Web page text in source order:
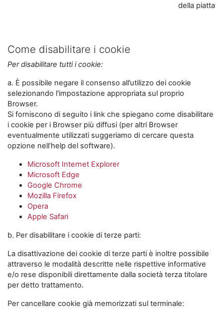
della
Come disabilitare i cookie
Per disabilitare tutti i cookie:
a. È possibile negare il consenso all’utilizzo dei cookie
selezionando l'impostazione appropriata sul proprio
Browser.
Si forniscono di seguito i link che spiegano come disabilitare
i cookie per i Browser più diffusi (per altri Browser
eventualmente utilizzati suggeriamo di cercare questa
opzione nell’help del software).
Microsoft Internet Explorer
Microsoft Edge
Google Chrome
Mozilla Firefox
Opera
Apple Safari
b. Per disabilitare i cookie di terze parti:
La disattivazione dei cookie di terze parti è inoltre possibile
attraverso le modalità descritte nelle rispettive informative
e/o rese disponibili direttamente dalla società terza titolare
per detto trattamento.
Per cancellare cookie già memorizzati sul terminale: